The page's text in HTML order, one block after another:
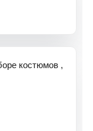
костюмов ,